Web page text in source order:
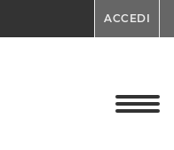
ACCEDI